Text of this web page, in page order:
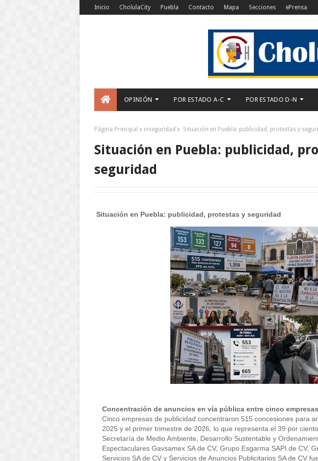
Inicio CholulaCity Puebla Contacto Mapa Secciones ePrensa
OPINIÓN POR ESTADO A-C POR ESTADO D-N
Página Principal inseguridad Situación en Puebla: publicidad, protestas y
Situación en Puebla: publicidad,
seguridad
Situación en Puebla: publicidad, protestas y seguridad
Concentración de anuncios en vía pública entre cinco empresas
Cinco empresas de publicidad concentraron 515 concesiones para
2025 y el primer trimestre de 2026, lo que representa el 39 por
Secretaría de Medio Ambiente, Desarrollo Sustentable y
Espectaculares Gavsamex SA de CV, Grupo Esgarma SAPI de CV,
Servicios SA de CV y Servicios de Anuncios Publicitarios SA de CV